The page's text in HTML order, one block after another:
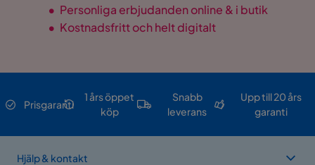
• Personliga erbjudanden online & i butik
• Kostnadsfritt och helt digitalt
Prisgaranti
1 års öppet
köp
Snabb
leverans
Upp till 20 års
garanti
Hjälp & kontakt